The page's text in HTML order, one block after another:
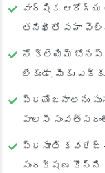
వార్షిక ఆరోగ్య
తనిఖీతో సహా
నో క్లెయిమ్ బోనస్
లేకుండా, మీకు
ప్రయోజనాలను
పాలసీ సంవత్సరంలో
ప్రసూతి కవరేజ్
సంరక్షణ కొన్ని